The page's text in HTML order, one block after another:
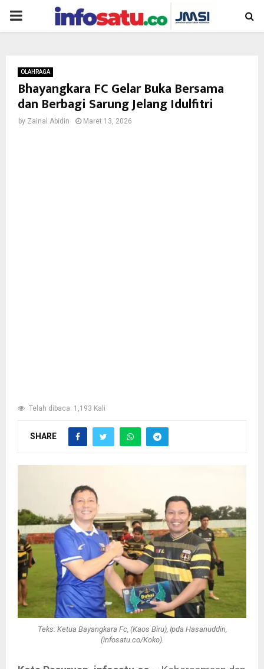
PRIMARY
OLAHRAGA
Bhayangkara FC Gelar Buka Bersama
dan Berbagi Sarung Jelang Idulfitri
by Zainal Abidin Maret 13, 2026
Telah dibaca: 1,193 Kali
SHARE
Teks: Ketua Bayangkara Fc, (Kaos Biru), Ipda Hasanuddin,
(infosatu.co/Koko).